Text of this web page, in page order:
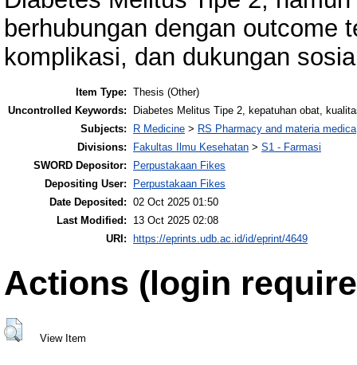
berhubungan dengan outcome
komplikasi, dan dukungan
Item Type: Thesis (Other)
Uncontrolled Keywords:
Diabetes Melitus Tipe 2, kepatuhan obat,
Subjects:
R Medicine > RS Pharmacy and materia medica
Divisions:
Fakultas Ilmu Kesehatan > S1 - Farmasi
SWORD Depositor:
Perpustakaan Fikes
Depositing User:
Perpustakaan Fikes
Date Deposited: 02 Oct 2025 01:50
Last Modified:
13 Oct 2025 02:08
URI:
https://eprints.udb.ac.id/id/eprint/4649
Actions (login
View Item